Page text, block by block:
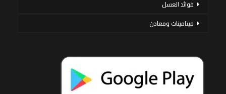
فوائد العسل
فيتامينات ومعادن